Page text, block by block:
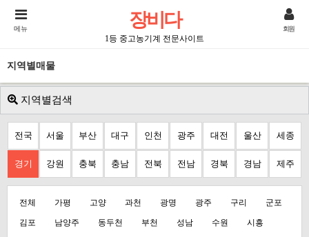
장비다
1등 중고농기계 전문사이트
메뉴 회원
지역별매물
지역별검색
전국 서울 부산 대구 인천 광주 대전 울산 세종
경기 강원 충북 충남 전북 전남 경북 경남 제주
전체 가평 고양 과천 광명 광주 구리 군포
김포 남양주 동두천 부천 성남 수원 시흥